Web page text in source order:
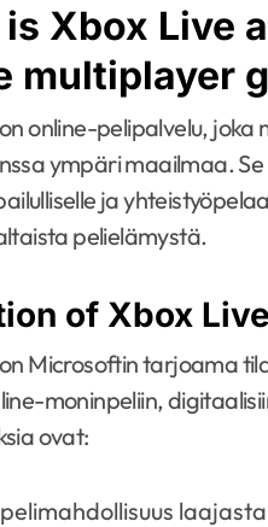
Xbox Live
multiplayer
online-pelipalvelu,
ympäri maailmaa.
ja
pelielämystä.
of Xbox
Microsoftin tarjoama
moninpeliin,
ovat: